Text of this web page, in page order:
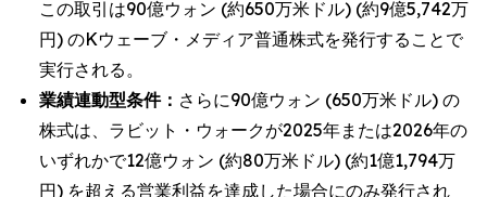
この取引は90億ウォン (約650万米ドル) (約9億5,742万
円) のKウェーブ・メディア普通株式を発行することで
実行される。
業績連動型条件： さらに90億ウォン (650万米ドル) の
株式は、ラビット・ウォークが2025年または2026年の
いずれかで12億ウォン (約80万米ドル) (約1億1,794万
円) を超える営業利益を達成した場合にのみ発行され